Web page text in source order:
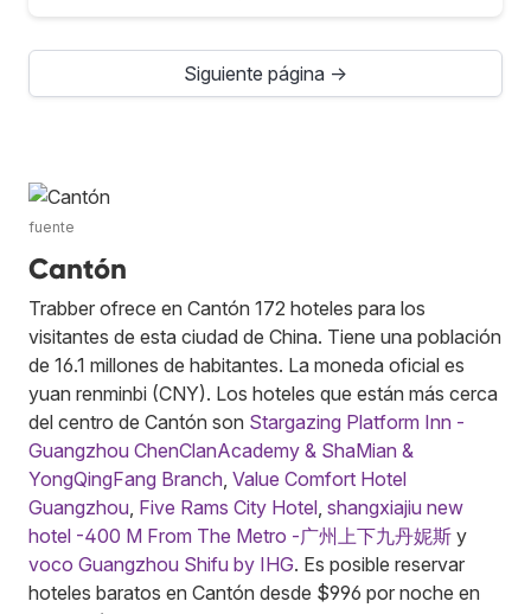
Siguiente página →
fuente
Cantón
Trabber ofrece en Cantón 172 hoteles para los
visitantes de esta ciudad de China. Tiene una población
de 16.1 millones de habitantes. La moneda oficial es
yuan renminbi (CNY). Los hoteles que están más cerca
del centro de Cantón son Stargazing Platform Inn -
Guangzhou ChenClanAcademy & ShaMian &
YongQingFang Branch Value Comfort Hotel
Guangzhou Five Rams City Hotel shangxiajiu new
hotel -400 M From The Metro -广州上下九丹妮斯 y
voco Guangzhou Shifu by IHG. Es posible reservar
hoteles baratos en Cantón desde $996 por noche en